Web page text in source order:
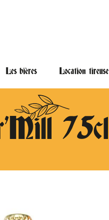
Les bières Location tireuse
75cl